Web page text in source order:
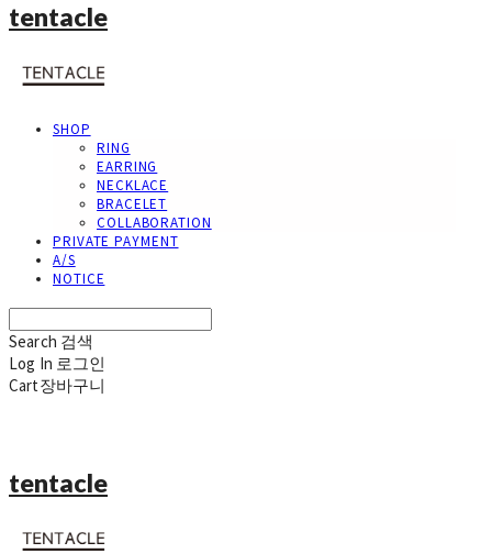
tentacle
SHOP
RING
EARRING
NECKLACE
BRACELET
COLLABORATION
PRIVATE PAYMENT
A/S
NOTICE
Search 검색
Log In 로그인
Cart장바구니
tentacle